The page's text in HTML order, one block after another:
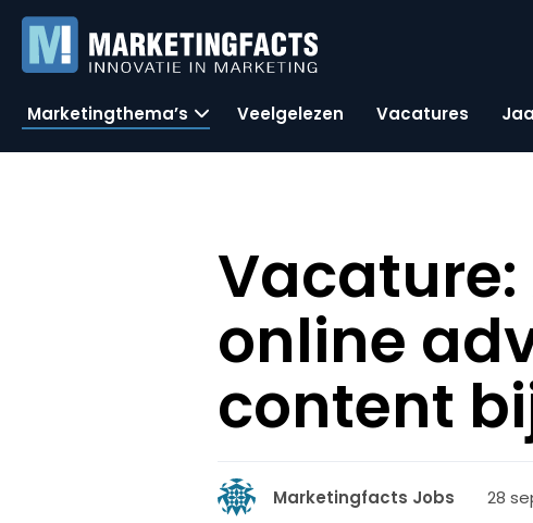
Marketingthema’s Veelgelezen Vacatures
online
content
Marketingfacts Jobs 28